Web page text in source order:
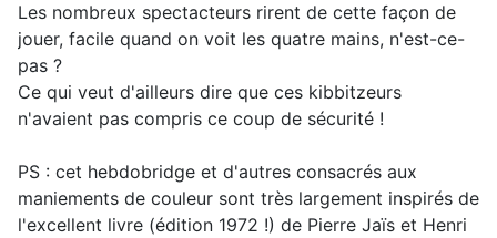
Les nombreux spectacteurs rirent de cette façon de
jouer, facile quand on voit les quatre mains, n'est-ce-
pas ?
Ce qui veut d'ailleurs dire que ces kibbitzeurs
n'avaient pas compris ce coup de sécurité !
PS : cet hebdobridge et d'autres consacrés aux
maniements de couleur sont très largement inspirés de
l'excellent livre (édition 1972 !) de Pierre Jaïs et Henri